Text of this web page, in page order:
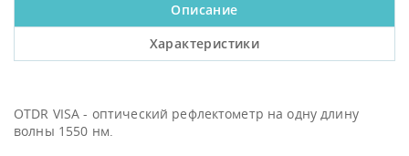
Описание
Характеристики
OTDR VISA - оптический рефлектометр на одну длину
волны 1550 нм.